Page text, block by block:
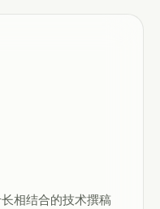
相结合的技术撰稿